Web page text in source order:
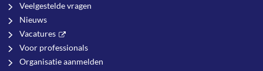
Veelgestelde vragen
Nieuws
Vacatures
Voor professionals
Organisatie aanmelden